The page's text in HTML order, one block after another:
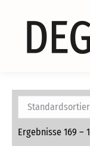
Ergebnisse 169 –